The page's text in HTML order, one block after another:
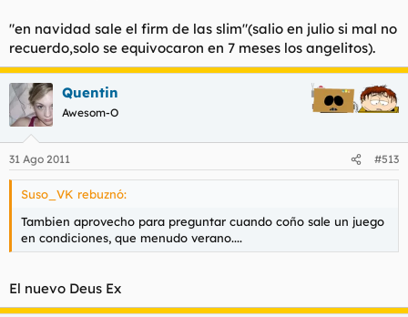
"en navidad sale el firm de las slim"(salio en julio si mal no
recuerdo,solo se equivocaron en 7 meses los angelitos).
Quentin
Awesom-O
31 Ago 2011 #513
Suso_VK rebuznó:
Tambien aprovecho para preguntar cuando coño sale un juego
en condiciones, que menudo verano....
El nuevo Deus Ex